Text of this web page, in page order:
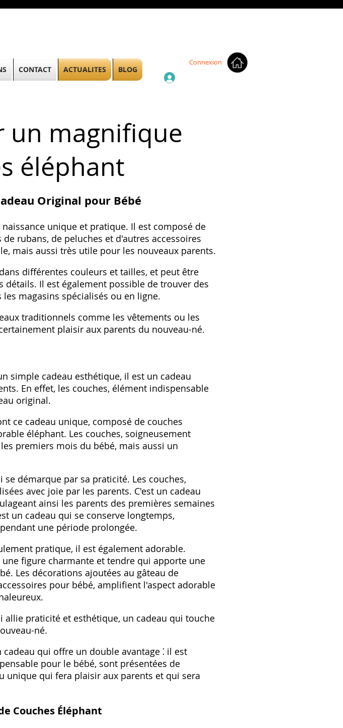
Connexion
un magnifique
éléphant
Original pour Bébé
unique et pratique. Il est composé de
rubans, de peluches et d'autres accessoires
mais aussi très utile pour les nouveaux parents.
différentes couleurs et tailles, et peut être
Il est également possible de trouver des
magasins spécialisés ou en ligne.
traditionnels comme les vêtements ou les
plaisir aux parents du nouveau-né.
simple cadeau esthétique, il est un cadeau
En effet, les couches, élément indispensable
original.
ce cadeau unique, composé de couches
éléphant. Les couches, soigneusement
premiers mois du bébé, mais aussi un
démarque par sa praticité. Les couches,
avec joie par les parents. C'est un cadeau
ainsi les parents des premières semaines
un cadeau qui se conserve longtemps,
une période prolongée.
pratique, il est également adorable.
une figure charmante et tendre qui apporte une
Les décorations ajoutées au gâteau de
pour bébé, amplifient l'aspect adorable
allie praticité et esthétique, un cadeau qui touche
né.
qui offre un double avantage ⁚ il est
pour le bébé, sont présentées de
unique qui fera plaisir aux parents et qui sera
Couches Éléphant
CONTACT ACTUALITES BLOG